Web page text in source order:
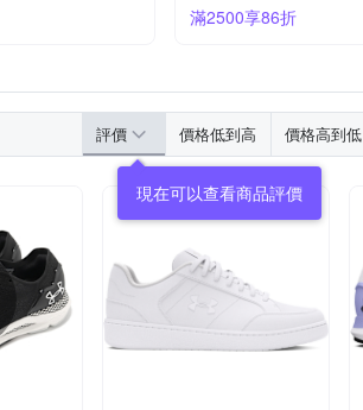
滿2500享86折
評價 價格低到高 價格高到低